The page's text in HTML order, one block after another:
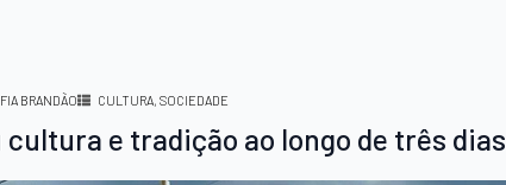
BRANDÃO CULTURA SOCIEDADE
cultura e tradição ao longo de três dias